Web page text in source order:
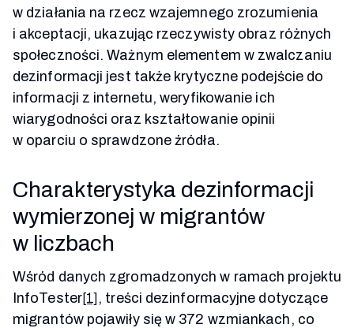
w działania na rzecz wzajemnego zrozumienia
i akceptacji, ukazując rzeczywisty obraz różnych
społeczności. Ważnym elementem w zwalczaniu
dezinformacji jest także krytyczne podejście do
informacji z internetu, weryfikowanie ich
wiarygodności oraz kształtowanie opinii
w oparciu o sprawdzone źródła.
Charakterystyka dezinformacji
wymierzonej w migrantów
w liczbach
Wśród danych zgromadzonych w ramach projektu
InfoTester[1] , treści dezinformacyjne dotyczące
migrantów pojawiły się w 372 wzmiankach, co